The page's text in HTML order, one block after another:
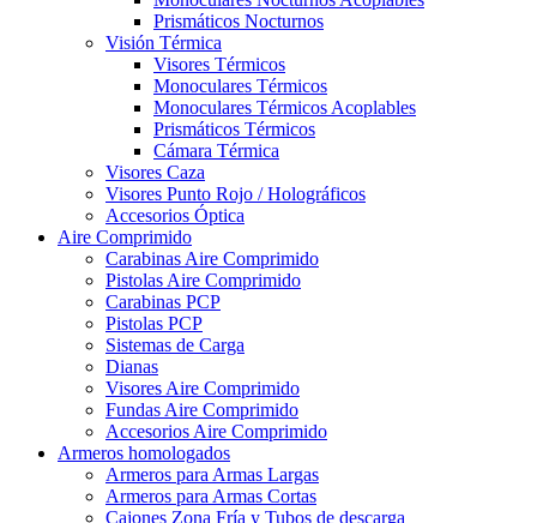
Prismáticos Nocturnos
Visión Térmica
Visores Térmicos
Monoculares Térmicos
Monoculares Térmicos Acoplables
Prismáticos Térmicos
Cámara Térmica
Visores Caza
Visores Punto Rojo / Holográficos
Accesorios Óptica
Aire Comprimido
Carabinas Aire Comprimido
Pistolas Aire Comprimido
Carabinas PCP
Pistolas PCP
Sistemas de Carga
Dianas
Visores Aire Comprimido
Fundas Aire Comprimido
Accesorios Aire Comprimido
Armeros homologados
Armeros para Armas Largas
Armeros para Armas Cortas
Cajones Zona Fría y Tubos de descarga